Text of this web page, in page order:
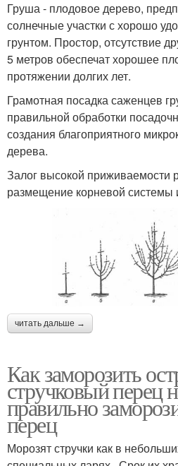
Груша - плодовое дерево,
солнечные участки с хорошо
грунтом. Простор, отсутствие
5 метров обеспечат хорошее
протяжении долгих лет.
Грамотная посадка саженцев
правильной обработки
создания благоприятного
дерева.
Залог высокой приживаемости
размещение корневой системы
читать дальше →
Как заморозить
стручковый перец
правильно
перец
Морозят стручки как в